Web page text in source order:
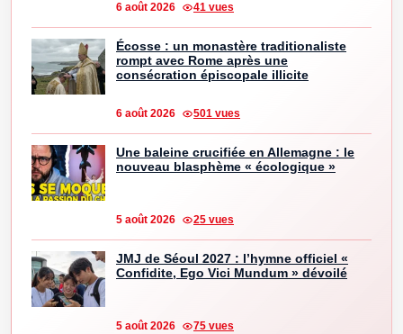
6 août 2026 41 vues
Écosse : un monastère traditionaliste
rompt avec Rome après une
consécration épiscopale illicite
6 août 2026 501 vues
Une baleine crucifiée en Allemagne : le
nouveau blasphème « écologique »
5 août 2026 25 vues
JMJ de Séoul 2027 : l’hymne officiel «
Confidite, Ego Vici Mundum » dévoilé
5 août 2026 75 vues